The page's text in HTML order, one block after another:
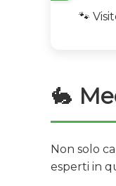
🐾
🐇
Non solo
esperti in